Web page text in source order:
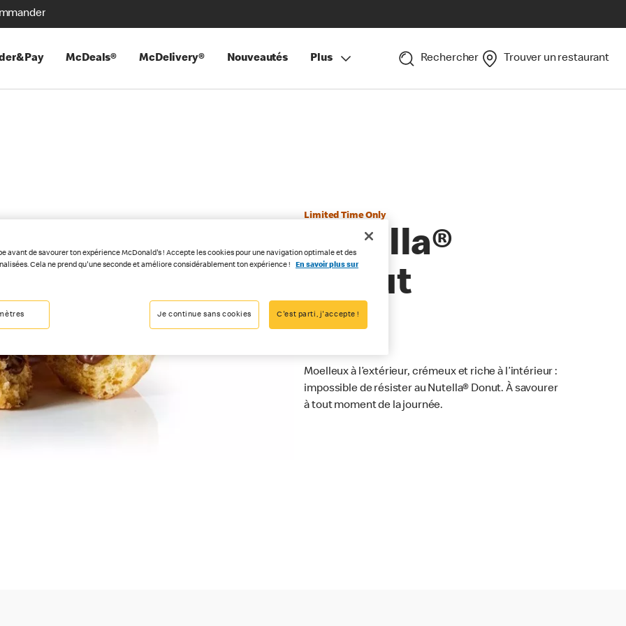
McDeals® McDelivery® Nouveautés Plus Rechercher Trouver un restaurant
Limited Time Only
Nutella®
Donut
Moelleux à l’extérieur, crémeux et riche à l’intérieur :
impossible de résister au Nutella® Donut. À savourer
à tout moment de la journée.
avant de savourer ton expérience McDonald's ! Accepte les cookies pour une navigation optimale et des
Cela ne prend qu'une seconde et améliore considérablement ton expérience !
En savoir plus sur
Je continue sans cookies C'est parti, j'accepte !